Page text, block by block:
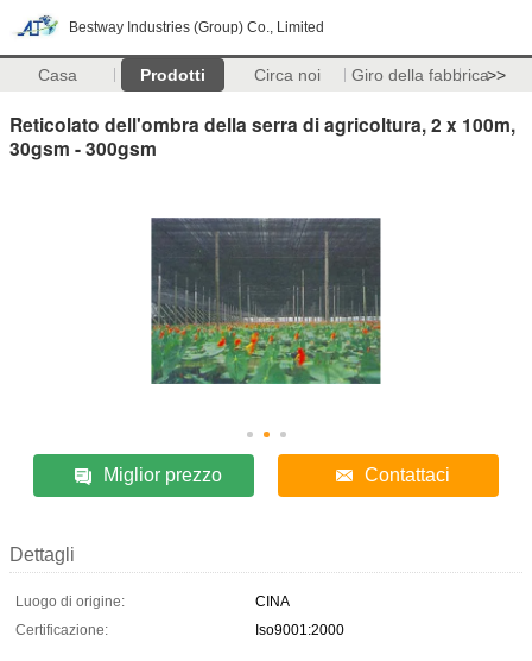
Bestway Industries (Group) Co., Limited
Casa Prodotti Circa noi Giro della fabbrica>>
Reticolato dell'ombra della serra di agricoltura, 2 x 100m,
30gsm - 300gsm
Miglior prezzo Contattaci
Dettagli
Luogo di origine:
CINA
Certificazione:
Iso9001:2000